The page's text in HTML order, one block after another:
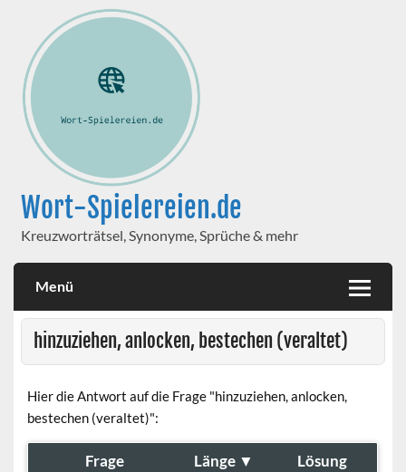
Wort-Spielereien.de
Kreuzworträtsel, Synonyme, Sprüche & mehr
Menü
hinzuziehen, anlocken, bestechen (veraltet)
Hier die Antwort auf die Frage "hinzuziehen, anlocken,
bestechen (veraltet)":
Frage Länge ▼ Lösung